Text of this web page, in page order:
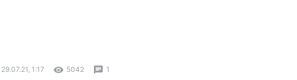
29.07.21, 1:17 5042 1